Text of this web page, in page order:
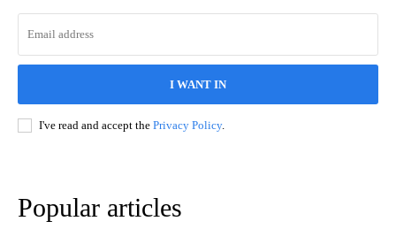
I WANT IN
I've read and accept the Privacy Policy.
Popular articles